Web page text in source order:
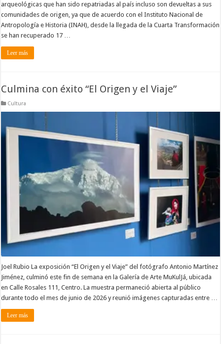
arqueológicas que han sido repatriadas al país incluso son devueltas a sus
comunidades de origen, ya que de acuerdo con el Instituto Nacional de
Antropología e Historia (INAH), desde la llegada de la Cuarta Transformación
se han recuperado 17 …
Leer más
Culmina con éxito “El Origen y el Viaje”
Cultura
Joel Rubio La exposición “El Origen y el Viaje” del fotógrafo Antonio Martínez
Jiménez, culminó este fin de semana en la Galería de Arte MuKulJá, ubicada
en Calle Rosales 111, Centro. La muestra permaneció abierta al público
durante todo el mes de junio de 2026 y reunió imágenes capturadas entre …
Leer más